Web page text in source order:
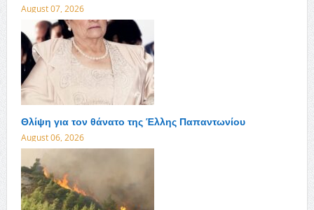
August 07, 2026
Θλίψη για τον θάνατο της Έλλης Παπαντωνίου
August 06, 2026